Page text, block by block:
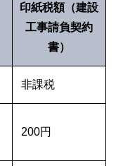
印紙税額（建設
工事請負契約
書）
非課税
200円